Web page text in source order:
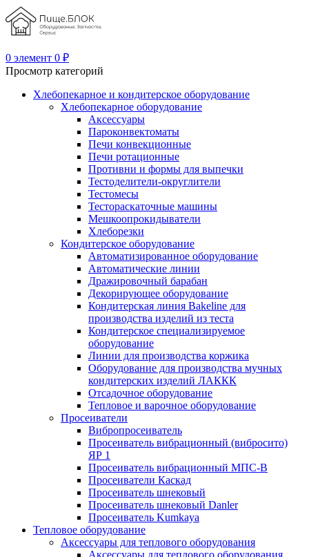
0 элемент 0 ₽
Просмотр категорий
Хлебопекарное и кондитерское оборудование
Хлебопекарное оборудование
Аксессуары
Пароконвектоматы
Печи конвекционные
Печи ротационные
Противни и формы для выпечки
Тестоделители-округлители
Тестомесы
Тестораскаточные машины
Мешкоопрокидыватели
Хлеборезки
Кондитерское оборудование
Автоматизированное оборудование
Автоматические линии
Дражировочный барабан
Декорирующее оборудование
Кондитерская линия Bakeline для
производства изделий из теста
Кондитерское специализируемое
оборудование
Линии для производства коржика
Оборудование для производства мучных
кондитерских изделий ЛАККК
Отсадочное оборудование
Тепловое и варочное оборудование
Просеиватели
Вибропросеиватель
Просеиватель вибрационный (вибросито)
ЯР 1
Просеиватель вибрационный МПС-В
Просеиватели Каскад
Просеиватель шнековый
Просеиватель шнековый Danler
Просеиватель Kumkaya
Тепловое оборудование
Аксессуары для теплового оборудования
Аксессуары для теплового оборудования